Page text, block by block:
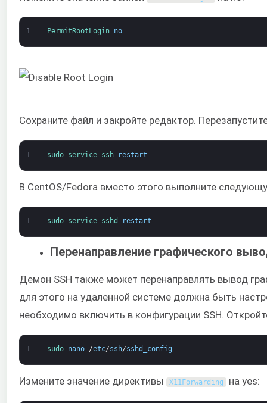
1 PermitRootLogin no
Сохраните файл и закройте редактор.
1 sudo service ssh restart
В CentOS/Fedora вместо этого выполните
1 sudo service sshd restart
Перенаправление графического
Демон SSH также может перенаправлять вывод
для этого на удаленной системе должна быть
необходимо включить в конфигурации SSH.
1 sudo nano /etc/ssh/sshd_config
Измените значение директивы X11Forwarding на yes: